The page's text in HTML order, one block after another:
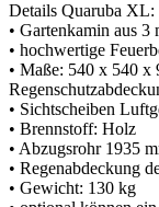
Details Quaruba XL:
• Gartenkamin aus 3
• hochwertige
• Maße: 540 x 540 x
• Sichtscheiben
• Brennstoff: Holz
• Abzugsrohr 1935
• Regenabdeckung
• Gewicht: 130 kg